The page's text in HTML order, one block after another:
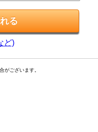
ど)
がございます。